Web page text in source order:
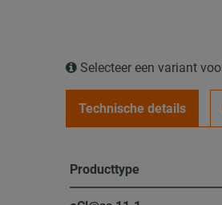
Selecteer een variant
Technische details
Producttype